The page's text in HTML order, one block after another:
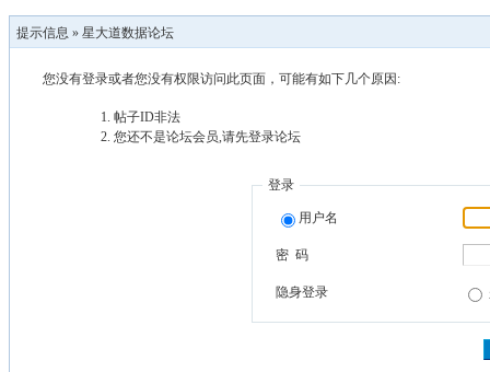
提示信息 » 星大道数据论坛
您没有登录或者您没有权限访问此页面，可能有如下几个原因:
帖子ID非法
您还不是论坛会员,请先登录论坛
登录
用户名
密 码
隐身登录